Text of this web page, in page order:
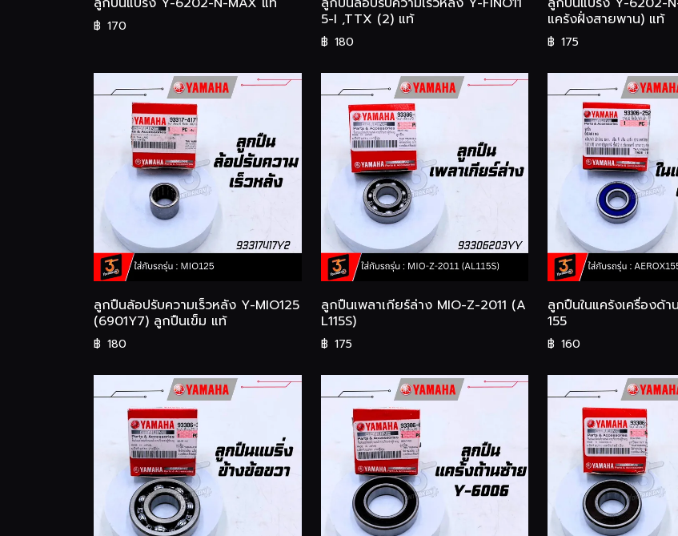
฿ 170
5-I ,TTX (2) แท้
฿ 180
แคร้งฝั่งสายพาน) แท้
฿ 175
ลูกปืนล้อปรับความเร็วหลัง Y-MIO125
(6901Y7) ลูกปืนเข็ม แท้
฿ 180
ลูกปืนเพลาเกียร์ล่าง MIO-Z-2011 (A
L115S)
฿ 175
ลูกปืนในแคร้งเครื่องด้า
155
฿ 160